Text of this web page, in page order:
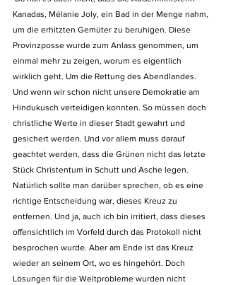
Kanadas, Mélanie Joly, ein Bad in der Menge nahm,
um die erhitzten Gemüter zu beruhigen. Diese
Provinzposse wurde zum Anlass genommen, um
einmal mehr zu zeigen, worum es eigentlich
wirklich geht. Um die Rettung des Abendlandes.
Und wenn wir schon nicht unsere Demokratie am
Hindukusch verteidigen konnten. So müssen doch
christliche Werte in dieser Stadt gewahrt und
gesichert werden. Und vor allem muss darauf
geachtet werden, dass die Grünen nicht das letzte
Stück Christentum in Schutt und Asche legen.
Natürlich sollte man darüber sprechen, ob es eine
richtige Entscheidung war, dieses Kreuz zu
entfernen. Und ja, auch ich bin irritiert, dass dieses
offensichtlich im Vorfeld durch das Protokoll nicht
besprochen wurde. Aber am Ende ist das Kreuz
wieder an seinem Ort, wo es hingehört. Doch
Lösungen für die Weltprobleme wurden nicht